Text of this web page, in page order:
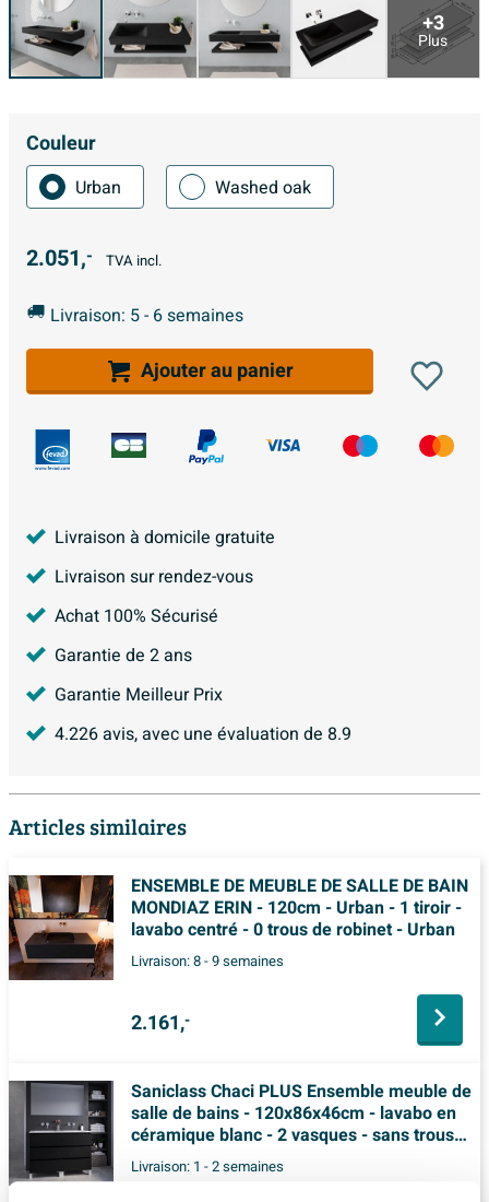
+3
Plus
Couleur
Urban Washed oak
2.051,- TVA incl.
Livraison: 5 - 6 semaines
Ajouter au panier
Livraison à domicile gratuite
Livraison sur rendez-vous
Achat 100% Sécurisé
Garantie de 2 ans
Garantie Meilleur Prix
4.226avis, avec une évaluation de 8.9
Articles similaires
ENSEMBLE DE MEUBLE DE SALLE DE BAIN
MONDIAZ ERIN - 120cm - Urban - 1 tiroir -
lavabo centré - 0 trous de robinet - Urban
Livraison:8 - 9 semaines
2.161,-
Saniclass Chaci PLUS Ensemble meuble de
salle de bains - 120x86x46cm - lavabo en
céramique blanc - 2 vasques - sans trous
de robinet - 6 tiroirs - miroir rectangulaire -
noir mat
Livraison: 1 - 2 semaines